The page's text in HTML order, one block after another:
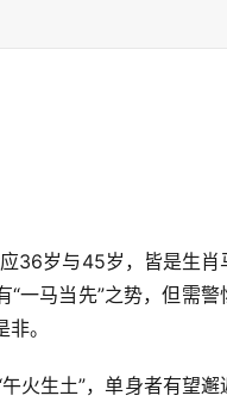
36岁与45岁，皆是生肖
一马当先”之势，但需警
。
火生土”，单身者有望邂